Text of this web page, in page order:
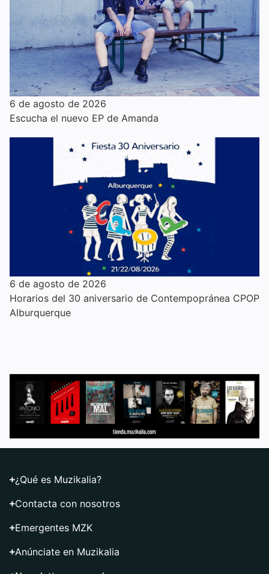
6 de agosto de 2026
Escucha el nuevo EP de Amanda
6 de agosto de 2026
Horarios del 30 aniversario de Contempopránea CPOP
Alburquerque
¿Qué es Muzikalia?
Contacta con nosotros
Emergentes MZK
Anúnciate en Muzikalia